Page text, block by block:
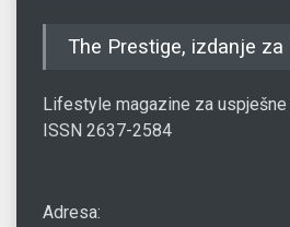
The Prestige, izdanje za
Lifestyle magazine za
ISSN 2637-2584
Adresa: